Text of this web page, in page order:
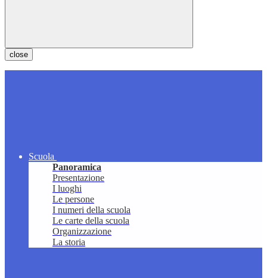
close
Scuola
Panoramica
Presentazione
I luoghi
Le persone
I numeri della scuola
Le carte della scuola
Organizzazione
La storia